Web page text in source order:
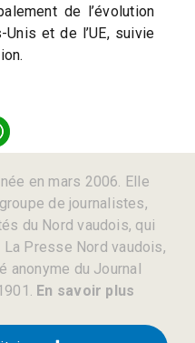
de l’évolution
et de l’UE, suivie
en mars 2006. Elle
de journalistes,
du Nord vaudois, qui
Presse Nord vaudois,
anonyme du Journal
En savoir plus